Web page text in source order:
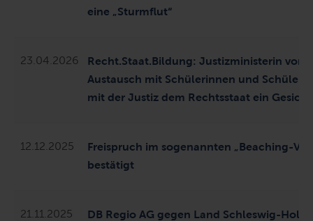
eine „Sturmflut“
23.04.2026 Recht.Staat.Bildung: Justizministerin von
Austausch mit Schülerinnen und
mit der Justiz dem Rechtsstaat ein
12.12.2025
Freispruch im sogenannten „Beaching-
bestätigt
21.11.2025 DB Regio AG gegen Land Schleswig-